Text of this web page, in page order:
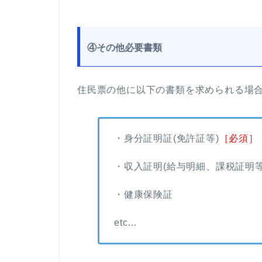
④その他必要書類
住民票の他に以下の書類を求められる場
・身分証明証(免許証等) ［必須］
・収入証明(給与明細、課税証明
・健康保険証
etc…